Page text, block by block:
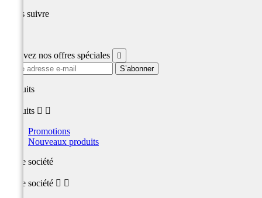
Nous suivre
Recevez nos offres spéciales 
produits
produits  
Promotions
Nouveaux produits
Notre société
Notre société  